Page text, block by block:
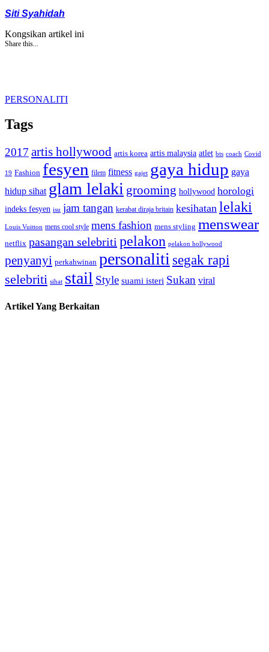
Siti Syahidah
Kongsikan artikel ini
Share this...
PERSONALITI
Tags
2017 artis hollywood artis korea artis malaysia atlet bts coach Covid
19 Fashion fesyen filem fitness gajet gaya hidup gaya
hidup sihat glam lelaki grooming hollywood horologi
indeks fesyen isu jam tangan kerabat diraja britain kesihatan lelaki
Louis Vuitton mens cool style mens fashion mens styling menswear
netflix pasangan selebriti pelakon pelakon hollywood
penyanyi perkahwinan personalitisegak rapi
selebriti sihat stail Style suami isteri Sukan viral
Artikel Yang Berkaitan